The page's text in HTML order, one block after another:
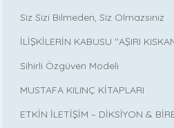
Siz Sizi Bilmeden, Siz Olmazsınız
İLİŞKİLERİN KABUSU ''AŞIRI
Sihirli Özgüven Modeli
MUSTAFA KILINÇ KİTAPLARI
ETKİN İLETİŞİM – DİKSİYON &